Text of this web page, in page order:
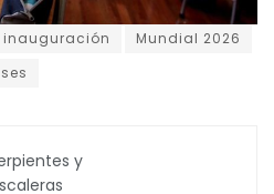
inauguración
Mundial 2026